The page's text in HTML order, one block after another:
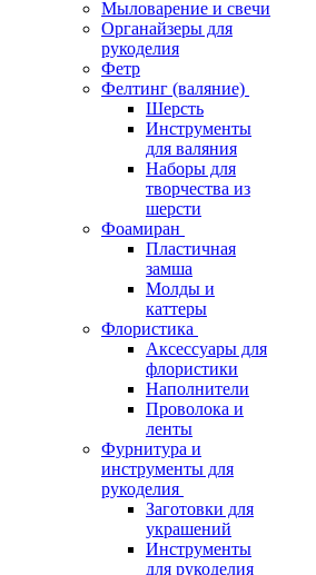
Мыловарение и свечи
Органайзеры для
рукоделия
Фетр
Фелтинг (валяние)
Шерсть
Инструменты
для валяния
Наборы для
творчества из
шерсти
Фоамиран
Пластичная
замша
Молды и
каттеры
Флористика
Аксессуары для
флористики
Наполнители
Проволока и
ленты
Фурнитура и
инструменты для
рукоделия
Заготовки для
украшений
Инструменты
для рукоделия